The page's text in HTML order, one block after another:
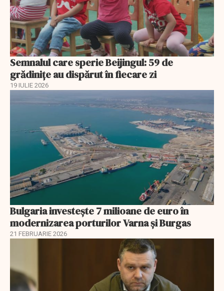
Semnalul care sperie Beijingul: 59 de
grădinițe au dispărut în fiecare zi
19 IULIE 2026
Bulgaria investește 7 milioane de euro în
modernizarea porturilor Varna și Burgas
21 FEBRUARIE 2026